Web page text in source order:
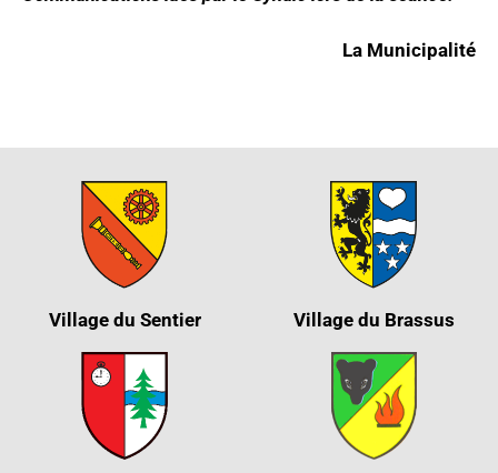
La Municipalité
Village du Sentier Village du Brassus